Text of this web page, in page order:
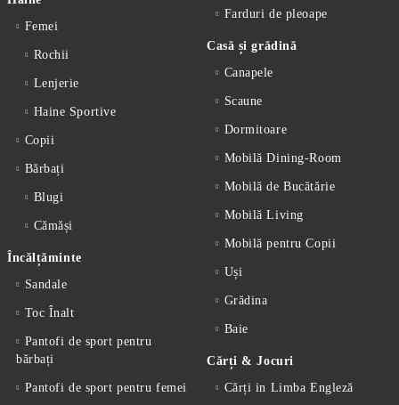
Femei
Rochii
Lenjerie
Haine Sportive
Copii
Bărbați
Blugi
Cămăși
Încălțăminte
Sandale
Toc Înalt
Pantofi de sport pentru
bărbați
Pantofi de sport pentru femei
Farduri de pleoape
Casă și grădină
Canapele
Scaune
Dormitoare
Mobilă Dining-Room
Mobilă de Bucătărie
Mobilă Living
Mobilă pentru Copii
Uși
Grădina
Baie
Cărți & Jocuri
Cărți in Limba Engleză